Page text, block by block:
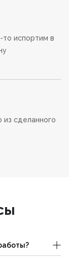
испортим в
из сделанного